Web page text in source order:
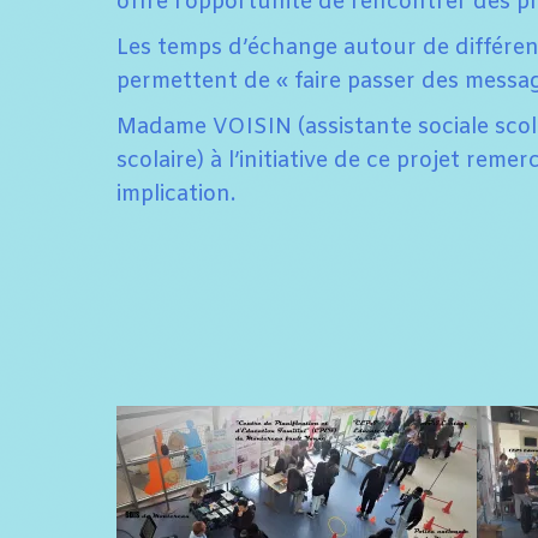
Les temps d’échange autour de
permettent de « faire passer des
Madame VOISIN (assistante sociale
scolaire) à l’initiative de ce projet
implication.